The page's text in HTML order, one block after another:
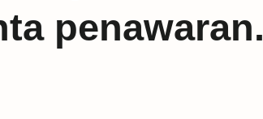
penawaran.